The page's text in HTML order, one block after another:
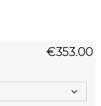
€353.00